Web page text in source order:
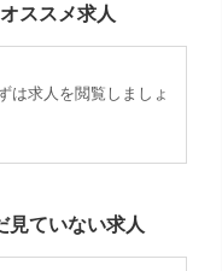
ススメ求人
は求人を閲覧しましょ
見ていない求人